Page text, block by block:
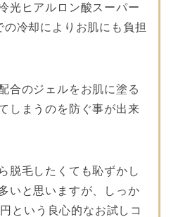
光ヒアルロン酸スーパー
冷却によりお肌にも負担
合のジェルをお肌に塗る
しまうのを防ぐ事が出来
脱毛したくても恥ずかし
いと思いますが、しっか
という良心的なお試しコ